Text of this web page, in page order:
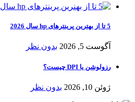
5 تا از بهترین پرینترهای hp سال 2026
آگوست 5, 2026 بدون نظر
رزولوشن یا DPI چیست؟
ژوئن 10, 2026 بدون نظر